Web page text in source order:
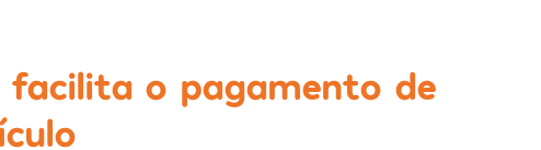
o pagamento de